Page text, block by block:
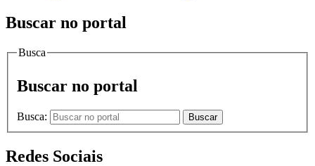
Buscar no portal
Busca
Buscar no portal
Busca: Buscar
Redes Sociais